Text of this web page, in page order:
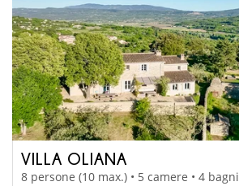
VILLA OLIANA
8 persone (10 max.) • 5 camere • 4 bagni